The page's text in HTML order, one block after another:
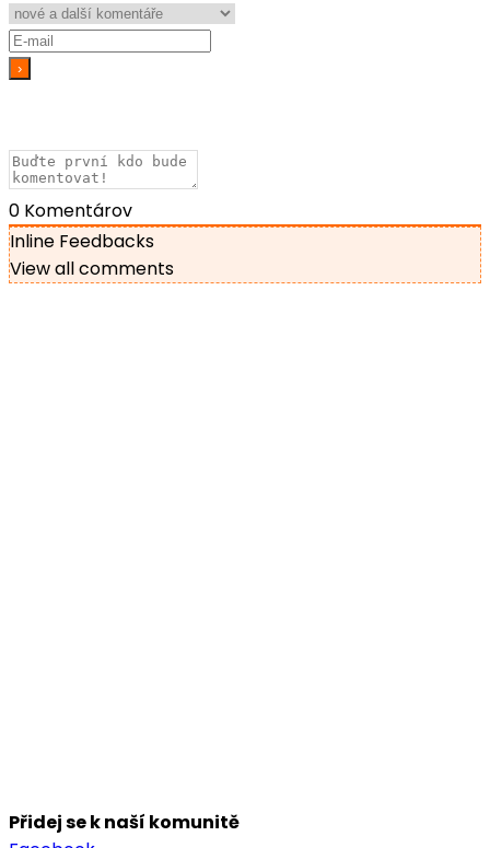
0 Komentárov
Inline Feedbacks
View all comments
Přidej se k naší komunitě